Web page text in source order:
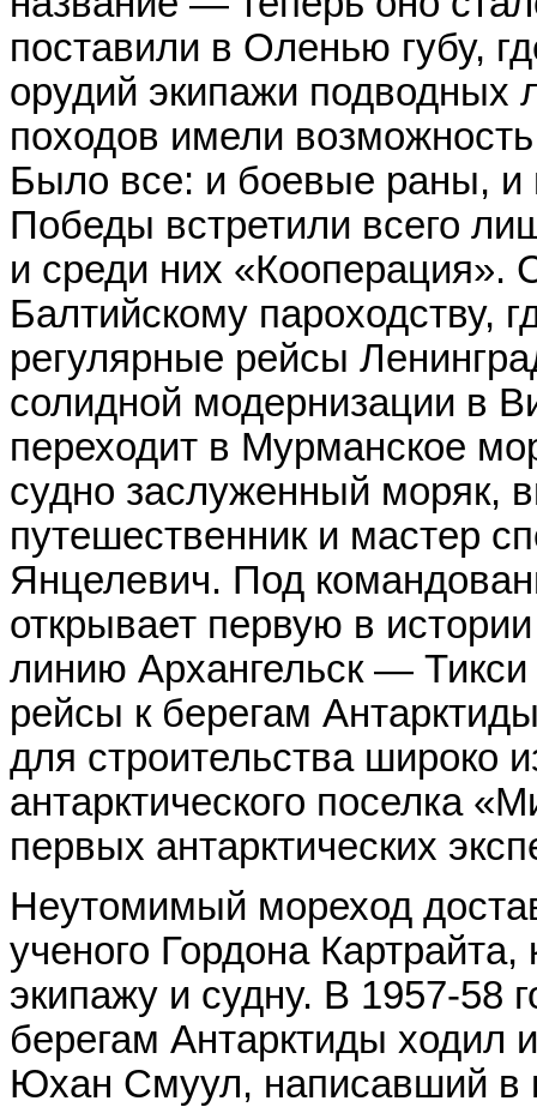
поставили в Оленью губу,
орудий экипажи подводных
походов имели
Было все: и боевые раны, и
Победы встретили всего
и среди них «Кооперация».
Балтийскому пароходству,
регулярные рейсы
солидной модернизации в
переходит в Мурманское
судно заслуженный моряк,
путешественник и мастер
Янцелевич. Под
открывает первую в
линию Архангельск —
рейсы к берегам
для строительства широко
антарктического поселка
первых антарктических
Неутомимый мореход
ученого Гордона
экипажу и судну. В 1957-58
берегам Антарктиды ходил
Юхан Смуул, написавший в